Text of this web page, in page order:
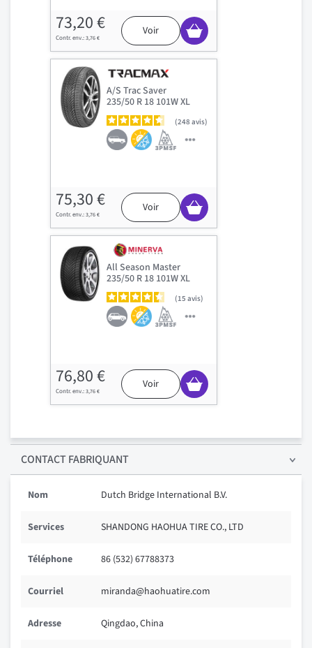
73,20 €
3,76 €
Voir
A/S Trac Saver
235/50 R 18 101W XL
248avis
75,30 €
3,76 €
Voir
All Season Master
235/50 R 18 101W XL
15avis
76,80 €
3,76 €
Voir
CONTACT FABRIQUANT
Nom Dutch Bridge International B.V.
Services SHANDONG HAOHUA TIRE CO., LTD
Téléphone 86 (532) 67788373
Courriel miranda@haohuatire.com
Adresse Qingdao, China